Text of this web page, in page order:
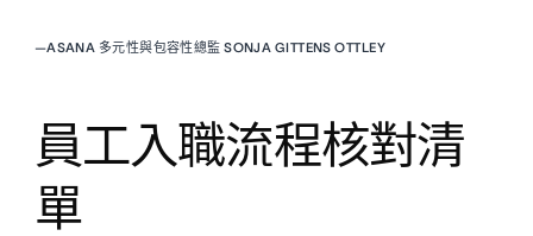
—ASANA 多元性與包容性總監 SONJA GITTENS OTTLEY
員工入職流程核對清
單